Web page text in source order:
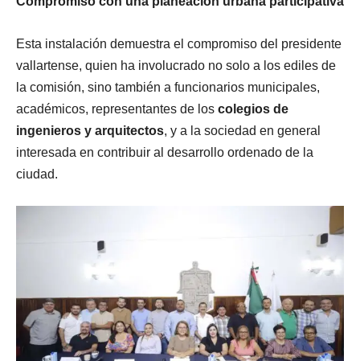
Esta instalación demuestra el compromiso del presidente
vallartense, quien ha involucrado no solo a los ediles de
la comisión, sino también a funcionarios municipales,
académicos, representantes de los colegios de
ingenieros y arquitectos, y a la sociedad en general
interesada en contribuir al desarrollo ordenado de la
ciudad.